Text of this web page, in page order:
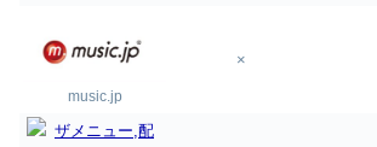
music.jp
×